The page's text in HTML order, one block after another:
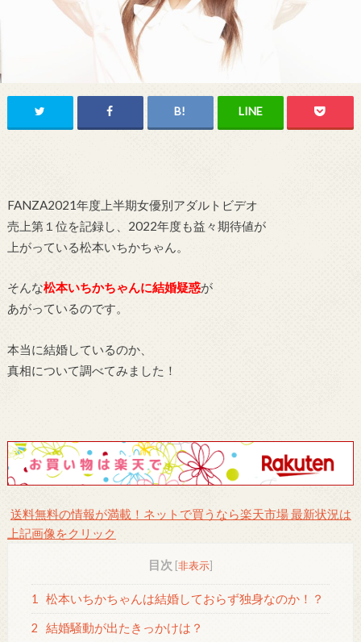
FANZA2021年度上半期女優別アダルトビデオ
売上第１位を記録し、2022年度も益々期待値が
上がっている松本いちかちゃん。
そんな松本いちかちゃんに結婚疑惑が
あがっているのです。
本当に結婚しているのか、
真相について調べてみました！
送料無料の情報が満載！ネットで買うなら楽天市場 最新状況は
上記画像をクリック
目次 [非表示]
1 松本いちかちゃんは結婚しておらず独身なのか！？
2 結婚騒動が出たきっかけは？